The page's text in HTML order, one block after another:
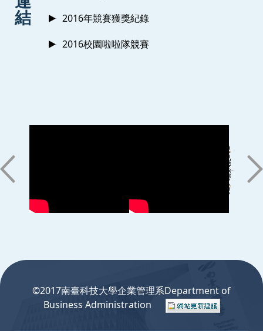
結
2016年競賽獲獎紀錄
2016校園啦啦隊競賽
©2017南臺科技大學企業管理系Department of
Business Administration